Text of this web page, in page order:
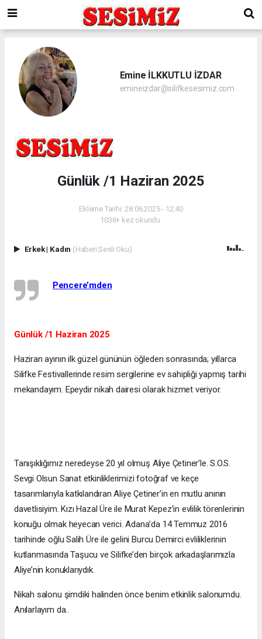
Emine İLKKUTLU İZDAR
emineizdar@silifkesesimiz.com
Günlük /1 Haziran 2025
Ekleme Tarihi: 28.06.2025 - 12:40
1036+ kez okundu.
Erkek| Kadın (Haberi Sesli Oku)
Pencere’mden
Günlük /1 Haziran 2025
Haziran ayının ilk güzel gününün öğleden sonrasında; yıllarca
Silifke Festivallerinde resim sergilerine ev sahipliği yapmış tarihi
mekandayım. Epeydir nikah dairesi olarak hizmet veriyor.
Tanışıklığımız neredeyse 20 yıl olmuş Aliye Çetiner’le. S.O.S.
Sevgi Olsun Sanat etkinliklerimizi fotoğraf ve keçe
tasarımlarıyla katkılandıran Aliye Çetiner’in en mutlu anının
davetlisiyim. Kızı Hazal Üre ile Murat Kepez’in evlilik törenlerinin
konuğu olmak heyecan verici. Adana’da 14 Temmuz 2016
tarihinde oğlu Salih Üre ile gelini Burcu Demirci evliliklerinin
kutlanmasında Taşucu ve Silifke’den birçok arkadaşlarımızla
Aliye’nin konuklarıydık.
Nikah salonu şimdiki halinden önce benim etkinlik salonumdu.
Anılarlayım da..